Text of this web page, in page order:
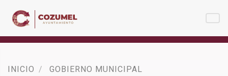
INICIO
GOBIERNO MUNICIPAL